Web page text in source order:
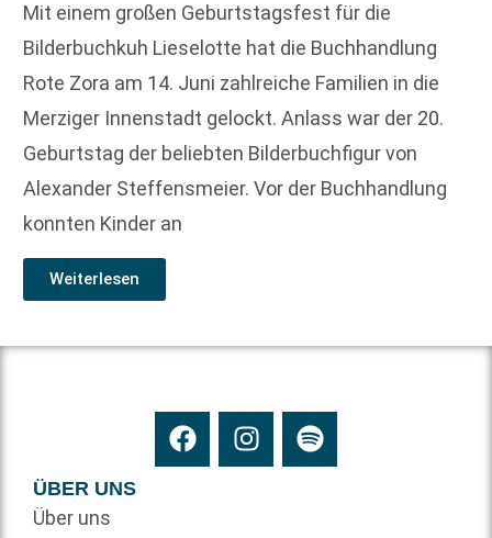
Mit einem großen Geburtstagsfest für die
Bilderbuchkuh Lieselotte hat die Buchhandlung
Rote Zora am 14. Juni zahlreiche Familien in die
Merziger Innenstadt gelockt. Anlass war der 20.
Geburtstag der beliebten Bilderbuchfigur von
Alexander Steffensmeier. Vor der Buchhandlung
konnten Kinder an
Weiterlesen
ÜBER UNS
Über uns